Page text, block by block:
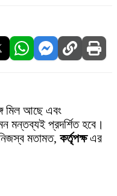
মিল আছে এবং
প্রদর্শিত হবে।
মতামত, কর্তৃপক্ষএর